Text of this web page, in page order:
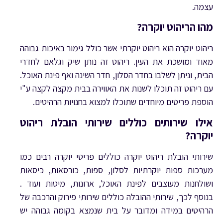
עצמה.
מהו הריהוט יוקרה?
ריהוט יוקרה הוא ריהוט יוקרתי אשר כולל גימור באיכות גבוהה
מאוד ומושכת את העין. ריהוט זה נותן שיק וגלאם לחדרי
הבית, וניתן לשלבו בחדר הסלון, חדר השינה ואף פינת האוכל.
עם ריהוט זה תוכלו לשנות את האווירה בבית מקצה לקצה ע"י
הוספת פריטים מיוחדים שתוכלו למצוא בחנויות הרהיטים.
אילו שירותים כוללים שירותי הובלת ריהוט
יוקרה?
שירותי הובלת ריהוט יוקרה כוללים פריטי יוקרה רבים כמו
מערכות ספות יוקרתיות לסלון, ספות, כורסאות, כיסאות
ושולחנות מעוצבים לפינת האוכל, ארונות, מיטות ועוד .
בנוסף לכך, שירותי ההובלה כוללים שירותי פירוק והרכבה של
הרהיטים במידה ומדובר על בית שנמצא בקומה גבוהה יש